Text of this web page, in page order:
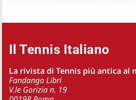
Il Tennis Italiano
La rivista di Tennis più antica al
Fandango Libri
V.le Gorizia n. 19